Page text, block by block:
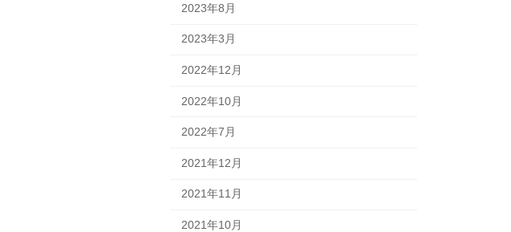
2023年8月
2023年3月
2022年12月
2022年10月
2022年7月
2021年12月
2021年11月
2021年10月